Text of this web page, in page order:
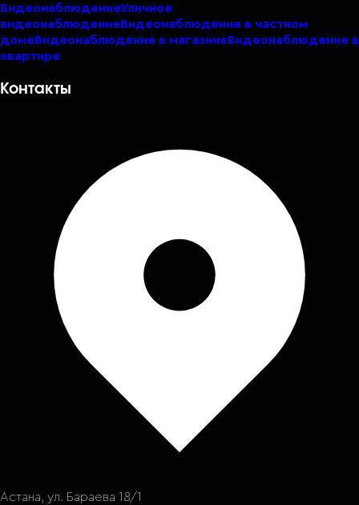
ВидеонаблюдениеУличное
видеонаблюдениеВидеонаблюдение в частном
домеВидеонаблюдение в магазинеВидеонаблюдение в
квартире
Контакты
Астана, ул. Бараева 18/1